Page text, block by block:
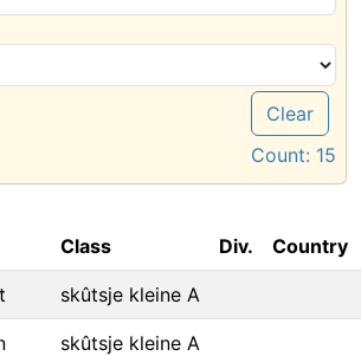
Clear
Count: 15
Class Div. Country
skûtsje kleine A
skûtsje kleine A